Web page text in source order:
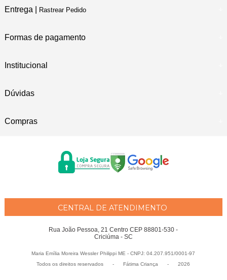
Entrega | Rastrear Pedido
Formas de pagamento
Institucional
Dúvidas
Compras
CENTRAL DE ATENDIMENTO
Rua João Pessoa, 21 Centro CEP 88801-530 -
Criciúma - SC
Maria Emília Moreira Wessler Philippi ME - CNPJ: 04.207.951/0001-97
Todos os direitos reservados
- Fátima Criança - 2026